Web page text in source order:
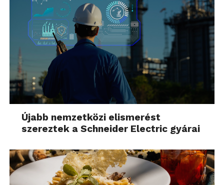
Újabb nemzetközi elismerést
szereztek a Schneider Electric gyárai